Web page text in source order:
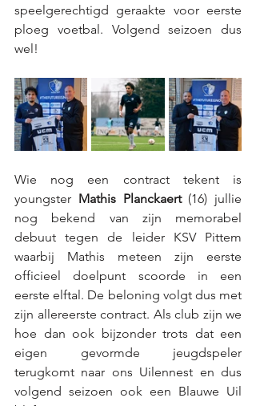
speelgerechtigd geraakte voor eerste
ploeg voetbal. Volgend seizoen dus
wel!
Wie nog een contract tekent is
youngster Mathis Planckaert (16) jullie
nog bekend van zijn memorabel
debuut tegen de leider KSV Pittem
waarbij Mathis meteen zijn eerste
officieel doelpunt scoorde in een
eerste elftal. De beloning volgt dus met
zijn allereerste contract. Als club zijn we
hoe dan ook bijzonder trots dat een
eigen gevormde jeugdspeler
terugkomt naar ons Uilennest en dus
volgend seizoen ook een Blauwe Uil